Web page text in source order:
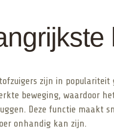
zijn in
beweging, waardoor
Deze functie maakt
onhandig kan zijn.